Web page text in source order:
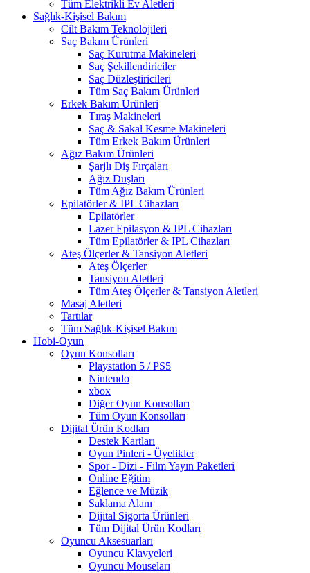
Tüm Elektrikli Ev Aletleri
Sağlık-Kişisel Bakım
Cilt Bakım Teknolojileri
Saç Bakım Ürünleri
Saç Kurutma Makineleri
Saç Şekillendiriciler
Saç Düzleştiricileri
Tüm Saç Bakım Ürünleri
Erkek Bakım Ürünleri
Tıraş Makineleri
Saç & Sakal Kesme Makineleri
Tüm Erkek Bakım Ürünleri
Ağız Bakım Ürünleri
Şarjlı Diş Fırçaları
Ağız Duşları
Tüm Ağız Bakım Ürünleri
Epilatörler & IPL Cihazları
Epilatörler
Lazer Epilasyon & IPL Cihazları
Tüm Epilatörler & IPL Cihazları
Ateş Ölçerler & Tansiyon Aletleri
Ateş Ölçerler
Tansiyon Aletleri
Tüm Ateş Ölçerler & Tansiyon Aletleri
Masaj Aletleri
Tartılar
Tüm Sağlık-Kişisel Bakım
Hobi-Oyun
Oyun Konsolları
Playstation 5 / PS5
Nintendo
xbox
Diğer Oyun Konsolları
Tüm Oyun Konsolları
Dijital Ürün Kodları
Destek Kartları
Oyun Pinleri - Üyelikler
Spor - Dizi - Film Yayın Paketleri
Online Eğitim
Eğlence ve Müzik
Saklama Alanı
Dijital Sigorta Ürünleri
Tüm Dijital Ürün Kodları
Oyuncu Aksesuarları
Oyuncu Klavyeleri
Oyuncu Mouseları